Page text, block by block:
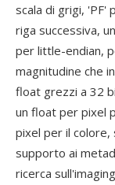
scala di grigi, 'PF'
riga successiva,
per little-endian,
magnitudine che
float grezzi a 32
un float per pixel
pixel per il colore,
supporto ai
ricerca